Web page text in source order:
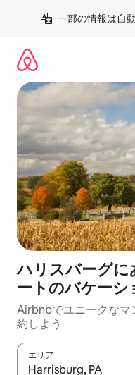
一部の情報は自
ハリスバーグ
ートのバケー
Airbnbでユニークなマ
約しよう
エリア
検索結果が表示された